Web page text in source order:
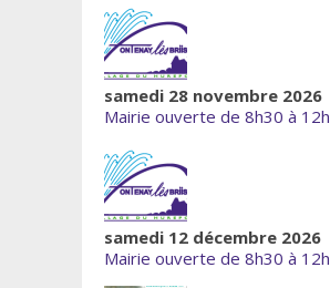
samedi 28 novembre 2026
Mairie ouverte de 8h30 à 12h
samedi 12 décembre 2026
Mairie ouverte de 8h30 à 12h